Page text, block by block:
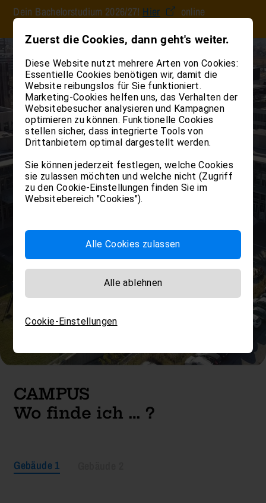
Bachelorstudium
Gesundheitsberufe
Bachelor Medicine &
Biomedizinische Labortechnik
Dentalhygiene
Ergotherapie
Hebammen
Krankenpflege
Logopädie
Physiotherapie
Sanitätsassistenz
Techniken der Vorbeugung im
Arbeitsplatz
Alle Studiengänge im
Post Lauream
Fachkompetenzen
Laurea Magistrale Master
Laurea Magistrale in Pflege-
Hebammenwissenschaften
Alle Ausbildungen im
Forschung
Kenntnisse vertiefen
Forschung an der Claudiana
SAMNET
Institutional Review Board
Services
Bozen und Umgebung
Claudiana Campus
Claudiana Store
Claudiana Why
Dienste und Ressourcen
Dienst für Studienberatung
Einschreibung
Für Studienanwärter
News & Events
Verpflegung und Unterkunft
Für Studierende
Informationen rund ums
Kontakt und Ansprechperson
Für Dozierende
Für Dozierende
Teacher Training
Teacher Training 1
Teacher Training 2
Teacher Training 3
Claudiana
Über die Claudiana
Claudiana Simulation Center
Claudiana in Bildern
Dein Bachelorstudium 2026/27! Hier
online
einschreiben.
CAMPUS
Wo finde ich … ?
Gebäude 1
Zuerst die Cookies, dann geht's weiter.
Diese Website nutzt mehrere Arten von Cookies:
Essentielle Cookies benötigen wir, damit die
Website reibungslos für Sie funktioniert.
Marketing-Cookies helfen uns, das Verhalten der
Websitebesucher analysieren und Kampagnen
optimieren zu können. Funktionelle Cookies
stellen sicher, dass integrierte Tools von
Drittanbietern optimal dargestellt werden.
Sie können jederzeit festlegen, welche Cookies
sie zulassen möchten und welche nicht (Zugriff
zu den Cookie-Einstellungen finden Sie im
Websitebereich "Cookies").
Cookie-Einstellungen
Alle Cookies zulassen
Alle ablehnen